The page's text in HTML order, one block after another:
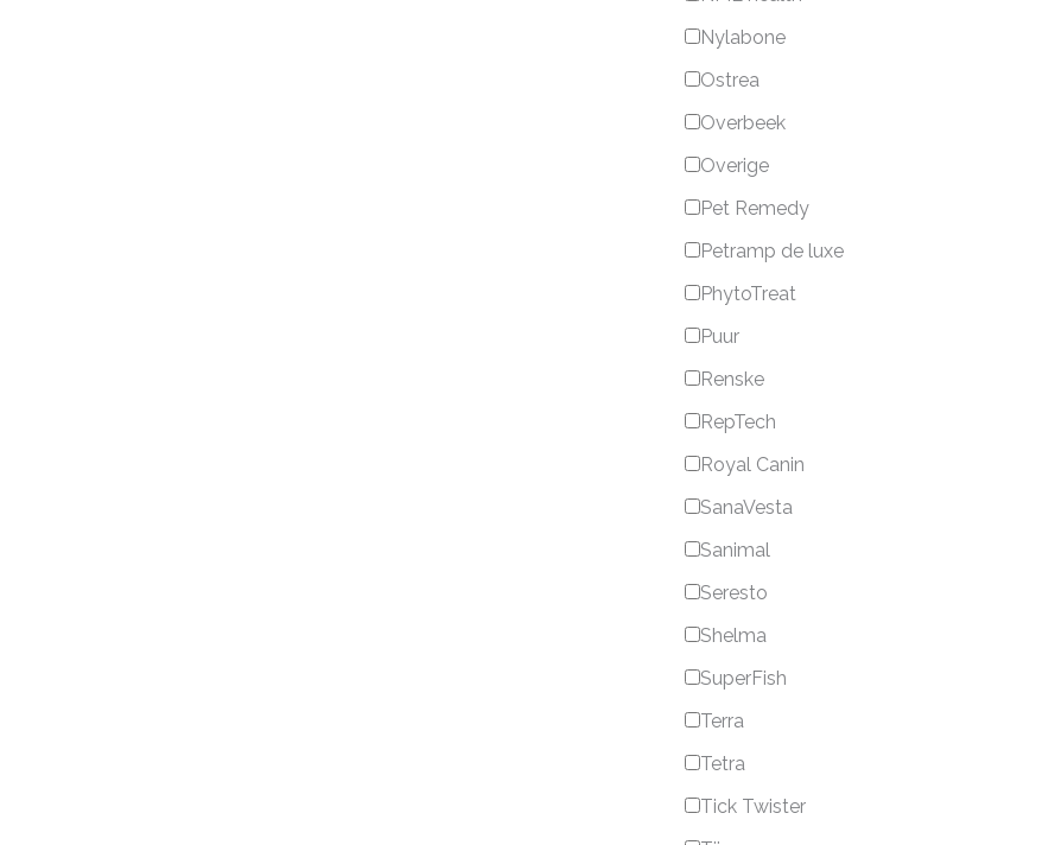
Nylabone
Ostrea
Overbeek
Overige
Pet Remedy
Petramp de luxe
PhytoTreat
Puur
Renske
RepTech
Royal Canin
SanaVesta
Sanimal
Seresto
Shelma
SuperFish
Terra
Tetra
Tick Twister